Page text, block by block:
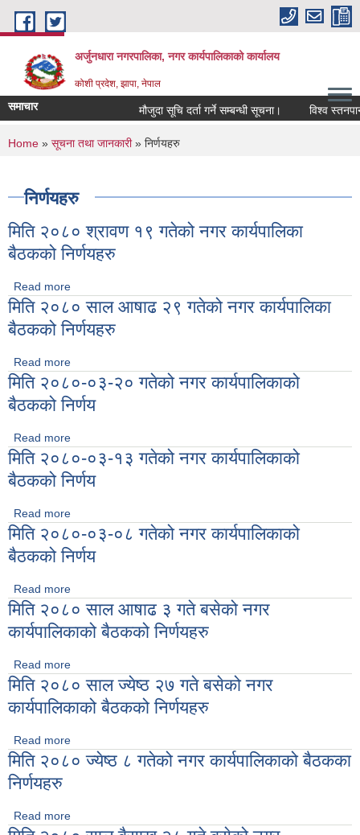
Skip to main content
अर्जुनधारा नगरपालिका, नगर कार्यपालिकाको कार्यालय
कोशी प्रदेश, झापा, नेपाल
समाचार मौजुदा सूचि दर्ता गर्ने सम्बन्धी सूचना। विश्व
You are here
Home » सूचना तथा जानकारी» निर्णयहरु
निर्णयहरु
मिति २०८० श्रावण १९ गतेको नगर कार्यपालिका
बैठकको निर्णयहरु
Read more
निर्णयहरु
मिति २०८० साल आषाढ २९ गतेको नगर कार्यपालिका
बैठकको निर्णयहरु
Read more
निर्णयहरु
मिति २०८०-०३-२० गतेको नगर कार्यपालिकाको
बैठकको निर्णय
Read more
मिति २०८०-०३-१३ गतेको नगर कार्यपालिकाको
बैठकको निर्णय
Read more
मिति २०८०-०३-०८ गतेको नगर कार्यपालिकाको
बैठकको निर्णय
Read more
मिति २०८० साल आषाढ ३ गते बसेको नगर
कार्यपालिकाको बैठकको निर्णयहरु
Read more
निर्णयहरु
मिति २०८० साल ज्येष्ठ २७ गते बसेको नगर
कार्यपालिकाको बैठकको निर्णयहरु
Read more
बैठकको निर्णयहरु
मिति २०८० ज्येष्ठ ८ गतेको नगर कार्यपालिकाको बैठकका
निर्णयहरु
Read more